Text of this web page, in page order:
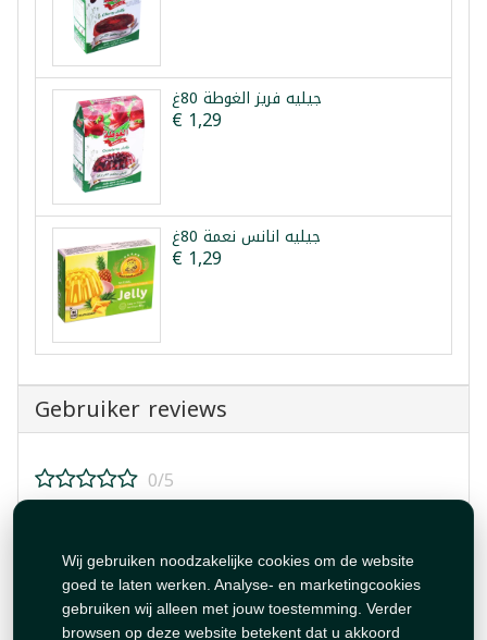
Wij gebruiken noodzakelijke cookies om de website
goed te laten werken. Analyse- en marketingcookies
gebruiken wij alleen met jouw toestemming. Verder
browsen op deze website betekent dat u akkoord
جيليه فريز الغوطة 80غ
€ 1,29
جيليه انانس نعمة 80غ
€ 1,29
Gebruiker reviews
0/5